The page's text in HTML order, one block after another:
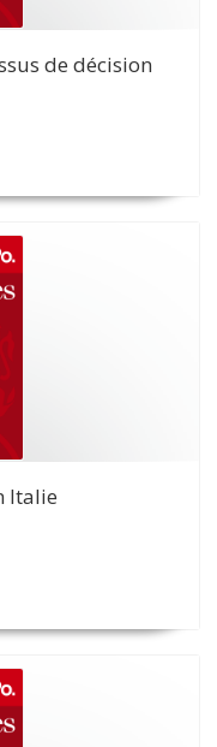
de décision
Italie